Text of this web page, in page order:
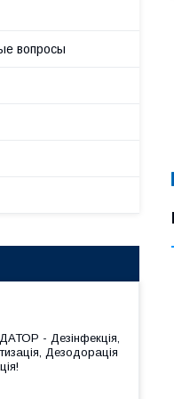
вопросы
- Дезінфекція,
Дезодорація